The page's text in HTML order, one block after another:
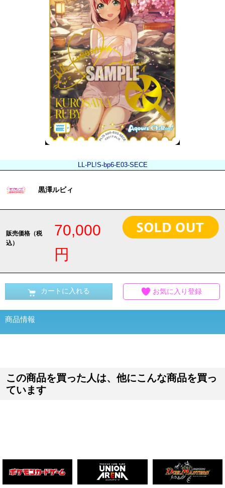
LL-PL!S-bp6-E03-SECE
黒澤ルビィ
販売価格（税
込）
70,000
円
カートに入れる お気に入り登録
商品情報
この商品を買った人は、他にこんな商品を買っ
ています